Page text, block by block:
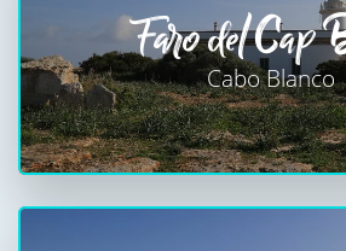
Faro del Cap
Cabo Blanco